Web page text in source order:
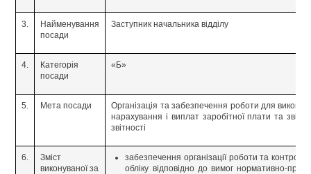
3.
Найменування
посади
Заступник начальника відділу
4.
Категорія
посади
«Б»
5. Мета посади
Організація та забезпечення роботи для
нарахування і виплат заробітної плати та
звітності
6.
Зміст
виконуваної за
забезпечення організації роботи та
обліку відповідно до вимог нормативно-